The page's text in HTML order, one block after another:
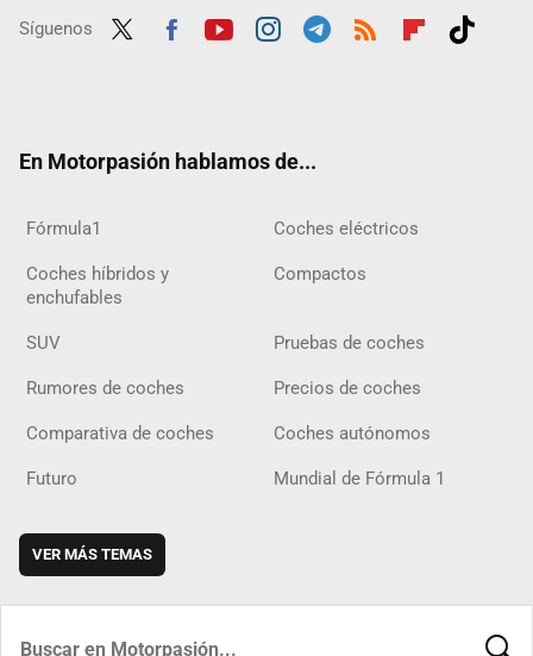
Síguenos
En Motorpasión hablamos de...
Fórmula1 Coches eléctricos
Coches híbridos y
enchufables
Compactos
SUV Pruebas de coches
Rumores de coches Precios de coches
Comparativa de coches Coches autónomos
Futuro Mundial de Fórmula 1
VER MÁS TEMAS